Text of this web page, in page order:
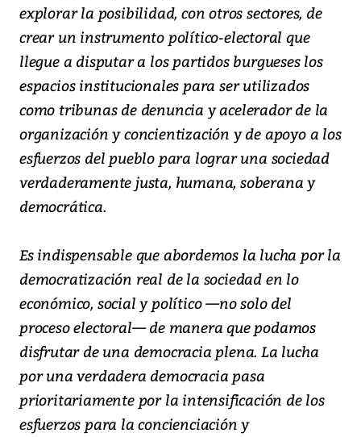
explorar la posibilidad, con otros sectores, de
crear un instrumento político-electoral que
llegue a disputar a los partidos burgueses los
espacios institucionales para ser utilizados
como tribunas de denuncia y acelerador de la
organización y concientización y de apoyo a los
esfuerzos del pueblo para lograr una sociedad
verdaderamente justa, humana, soberana y
democrática.
Es indispensable que abordemos la lucha por la
democratización real de la sociedad en lo
económico, social y político —no solo del
proceso electoral— de manera que podamos
disfrutar de una democracia plena. La lucha
por una verdadera democracia pasa
prioritariamente por la intensificación de los
esfuerzos para la concienciación y